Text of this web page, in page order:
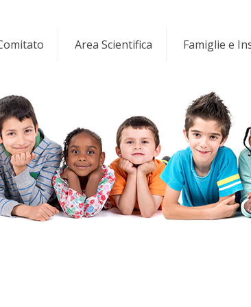
Area Scientifica Famiglie e